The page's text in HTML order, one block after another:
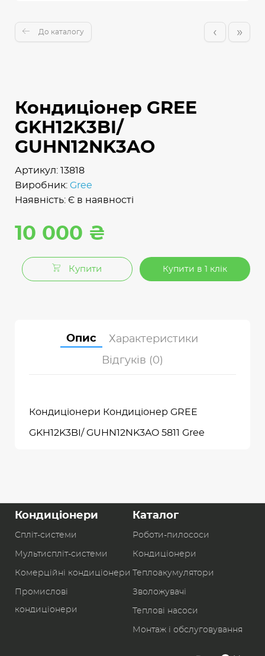
До каталогу ‹ »
Кондиціонер GREE
GKH12K3BI/
GUHN12NK3AO
Артикул: 13818
Виробник: Gree
Наявність: Є в наявності
10 000 ₴
Купити Купити в 1 клік
Опис
Характеристики
Відгуків (0)
Кондиціонери Кондиціонер GREE
GKH12K3BI/ GUHN12NK3AO 5811 Gree
Кондиціонери
Спліт-системи
Мультиспліт-системи
Комерційні кондиціонери
Промислові
кондиціонери
Каталог
Роботи-пилоcоси
Кондиціонери
Теплоакумулятори
Зволожувачі
Теплові насоси
Монтаж і обслуговування